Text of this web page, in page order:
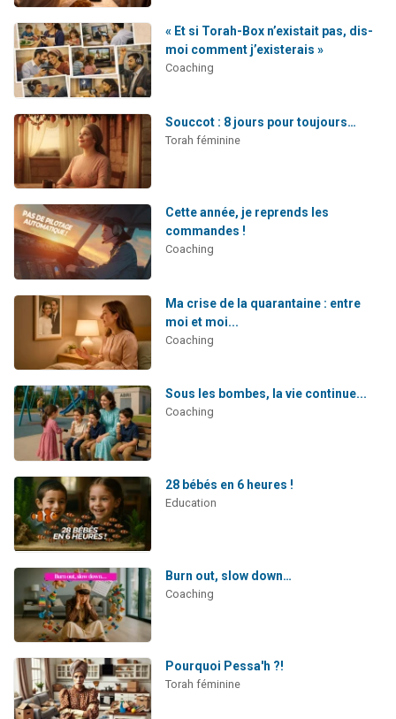
« Et si Torah-Box n’existait pas, dis-
moi comment j’existerais »
Coaching
Souccot : 8 jours pour toujours…
Torah féminine
Cette année, je reprends les
commandes !
Coaching
Ma crise de la quarantaine : entre
moi et moi...
Coaching
Sous les bombes, la vie continue...
Coaching
28 bébés en 6 heures !
Education
Burn out, slow down…
Coaching
Pourquoi Pessa'h ?!
Torah féminine